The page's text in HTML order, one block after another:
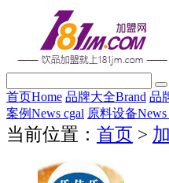
首页Home 品牌大全Brand 品
案例News cgal 原料设备News
当前位置： 首页 >